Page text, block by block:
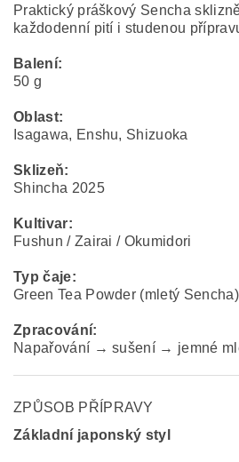
Praktický práškový Sencha
každodenní pití i studenou
Balení:
50 g
Oblast:
Isagawa, Enshu, Shizuoka
Sklizeň:
Shincha 2025
Kultivar:
Fushun / Zairai / Okumidori
Typ čaje:
Green Tea Powder (mletý Sencha)
Zpracování:
Napařování → sušení → jemné
ZPŮSOB PŘÍPRAVY
Základní japonský styl